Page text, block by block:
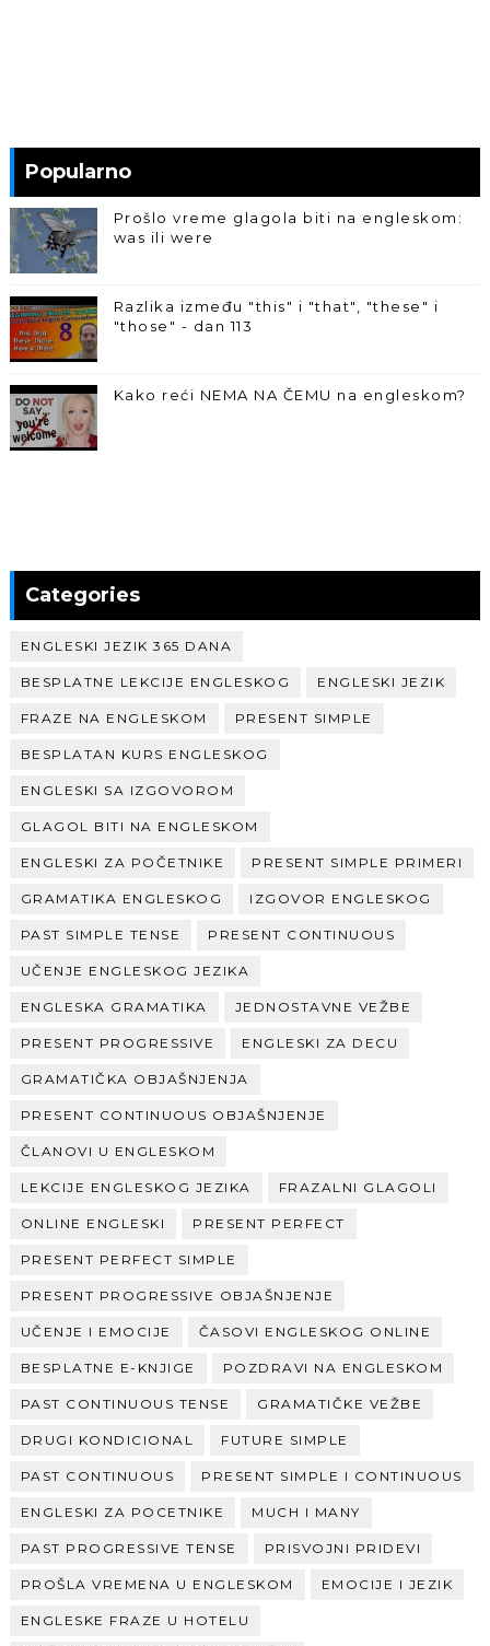
Popularno
Prošlo vreme glagola biti na engleskom:
was ili were
Razlika između "this" i "that", "these" i
"those" - dan 113
Kako reći NEMA NA ČEMU na engleskom?
Categories
ENGLESKI JEZIK 365 DANA
BESPLATNE LEKCIJE ENGLESKOG ENGLESKI JEZIK
FRAZE NA ENGLESKOM PRESENT SIMPLE
BESPLATAN KURS ENGLESKOG
ENGLESKI SA IZGOVOROM
GLAGOL BITI NA ENGLESKOM
ENGLESKI ZA POČETNIKE PRESENT SIMPLE PRIMERI
GRAMATIKA ENGLESKOG IZGOVOR ENGLESKOG
PAST SIMPLE TENSE PRESENT CONTINUOUS
UČENJE ENGLESKOG JEZIKA
ENGLESKA GRAMATIKA JEDNOSTAVNE VEŽBE
PRESENT PROGRESSIVE ENGLESKI ZA DECU
GRAMATIČKA OBJAŠNJENJA
PRESENT CONTINUOUS OBJAŠNJENJE
ČLANOVI U ENGLESKOM
LEKCIJE ENGLESKOG JEZIKA FRAZALNI GLAGOLI
ONLINE ENGLESKI PRESENT PERFECT
PRESENT PERFECT SIMPLE
PRESENT PROGRESSIVE OBJAŠNJENJE
UČENJE I EMOCIJE ČASOVI ENGLESKOG ONLINE
BESPLATNE E-KNJIGE POZDRAVI NA ENGLESKOM
PAST CONTINUOUS TENSE GRAMATIČKE VEŽBE
DRUGI KONDICIONAL FUTURE SIMPLE
PAST CONTINUOUS PRESENT SIMPLE I CONTINUOUS
ENGLESKI ZA POCETNIKE MUCH I MANY
PAST PROGRESSIVE TENSE PRISVOJNI PRIDEVI
PROŠLA VREMENA U ENGLESKOM EMOCIJE I JEZIK
ENGLESKE FRAZE U HOTELU